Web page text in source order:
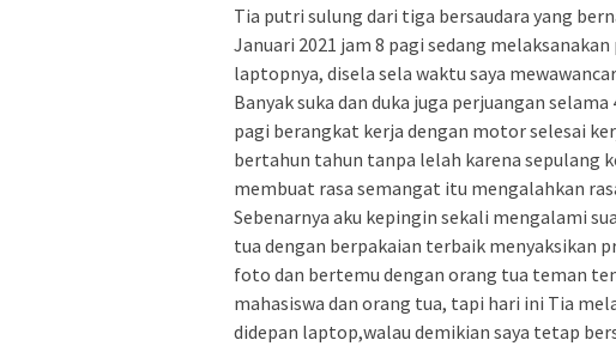
Tia putri sulung dari tiga bersaudara yang
Januari 2021 jam 8 pagi sedang
laptopnya, disela sela waktu saya
Banyak suka dan duka juga perjuangan
pagi berangkat kerja dengan motor selesai
bertahun tahun tanpa lelah karena sepulang
membuat rasa semangat itu mengalahkan
Sebenarnya aku kepingin sekali mengalami
tua dengan berpakaian terbaik menyaksikan
foto dan bertemu dengan orang tua teman
mahasiswa dan orang tua, tapi hari ini Tia
didepan laptop,walau demikian saya tetap